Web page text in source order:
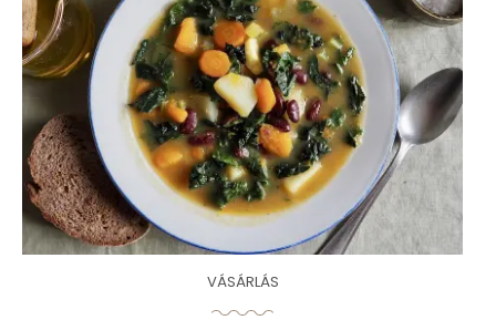
VÁSÁRLÁS